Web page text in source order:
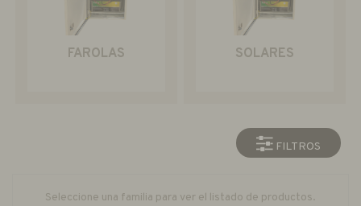
FAROLAS SOLARES
FILTROS
Seleccione una familia para ver el listado de productos.